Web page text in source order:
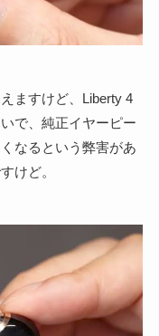
ますけど、Liberty 4
で、純正イヤーピー
なるという弊害があ
けど。